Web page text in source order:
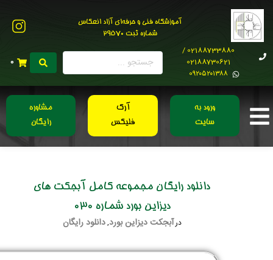
آموزشگاه فنی و حرفه‌ای آزاد انعکاس
شماره ثبت 29570
02188733880 /
02188730621
0۹۲۰۵۲۰۱۳۸۸
0
ورود به
سایت
آرک
فلیکس
مشاوره
رایگان
دانلود رایگان مجموعه کامل آبجکت های
دیزاین بورد شماره 030
درآبجکت دیزاین بورد,دانلود رایگان